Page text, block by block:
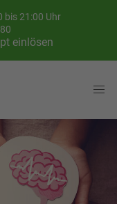
bis 21:00 Uhr
einlösen